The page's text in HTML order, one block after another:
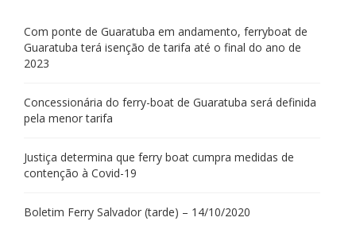
Com ponte de Guaratuba em andamento, ferryboat de
Guaratuba terá isenção de tarifa até o final do ano de
2023
Concessionária do ferry-boat de Guaratuba será definida
pela menor tarifa
Justiça determina que ferry boat cumpra medidas de
contenção à Covid-19
Boletim Ferry Salvador (tarde) – 14/10/2020